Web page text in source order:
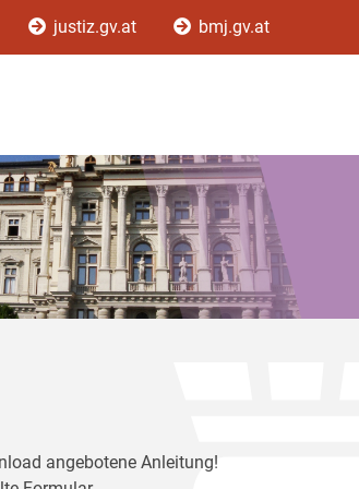
justiz.gv.at bmj.gv.at
angebotene Anleitung!